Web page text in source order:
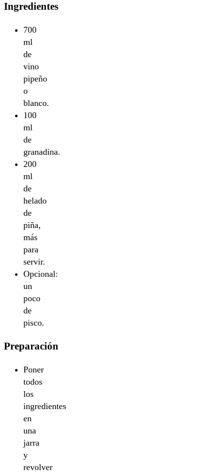
Ingredientes
700
ml
de
vino
pipeño
o
blanco.
100
ml
de
granadina.
200
ml
de
helado
de
piña,
más
para
servir.
Opcional:
un
poco
de
pisco.
Preparación
Poner
todos
los
ingredientes
en
una
jarra
y
revolver